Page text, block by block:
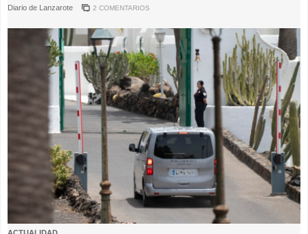
Diario de Lanzarote 2 COMENTARIOS